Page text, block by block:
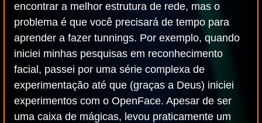
encontrar a melhor estrutura de rede, mas o
problema é que você precisará de tempo para
aprender a fazer tunnings. Por exemplo, quando
iniciei minhas pesquisas em reconhecimento
facial, passei por uma série complexa de
experimentação até que (graças a Deus) iniciei
experimentos com o OpenFace. Apesar de ser
uma caixa de mágicas, levou praticamente um